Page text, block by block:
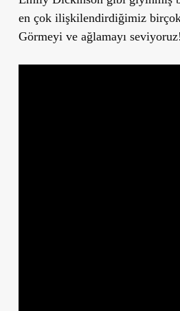
en çok ilişkilendirdiğimiz
Görmeyi ve ağlamayı seviyoruz!